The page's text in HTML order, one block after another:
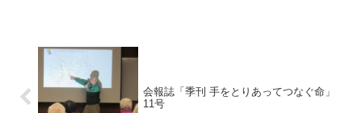
ティア養成講座_初級（準備・本
会報誌「季刊 手をとりあってつなぐ命」
11号